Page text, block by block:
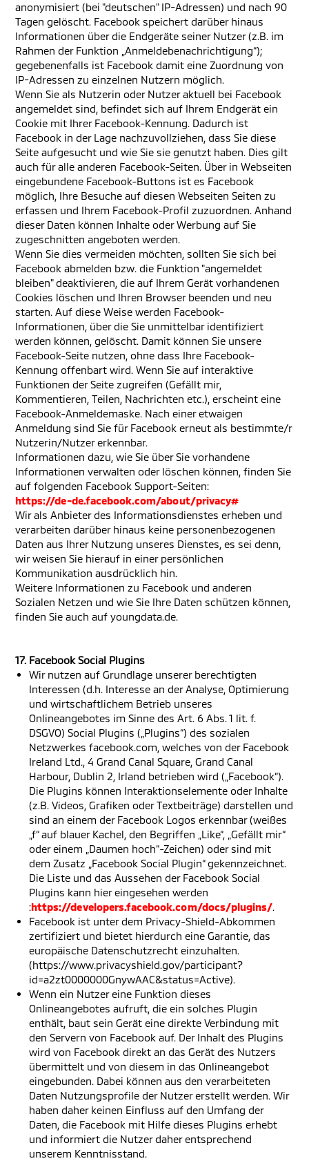
anonymisiert (bei "deutschen" IP-Adressen) und nach 90
Tagen gelöscht. Facebook speichert darüber hinaus
Informationen über die Endgeräte seiner Nutzer (z.B. im
Rahmen der Funktion „Anmeldebenachrichtigung“);
gegebenenfalls ist Facebook damit eine Zuordnung von
IP-Adressen zu einzelnen Nutzern möglich.
Wenn Sie als Nutzerin oder Nutzer aktuell bei Facebook
angemeldet sind, befindet sich auf Ihrem Endgerät ein
Cookie mit Ihrer Facebook-Kennung. Dadurch ist
Facebook in der Lage nachzuvollziehen, dass Sie diese
Seite aufgesucht und wie Sie sie genutzt haben. Dies gilt
auch für alle anderen Facebook-Seiten. Über in Webseiten
eingebundene Facebook-Buttons ist es Facebook
möglich, Ihre Besuche auf diesen Webseiten Seiten zu
erfassen und Ihrem Facebook-Profil zuzuordnen. Anhand
dieser Daten können Inhalte oder Werbung auf Sie
zugeschnitten angeboten werden.
Wenn Sie dies vermeiden möchten, sollten Sie sich bei
Facebook abmelden bzw. die Funktion "angemeldet
bleiben" deaktivieren, die auf Ihrem Gerät vorhandenen
Cookies löschen und Ihren Browser beenden und neu
starten. Auf diese Weise werden Facebook-
Informationen, über die Sie unmittelbar identifiziert
werden können, gelöscht. Damit können Sie unsere
Facebook-Seite nutzen, ohne dass Ihre Facebook-
Kennung offenbart wird. Wenn Sie auf interaktive
Funktionen der Seite zugreifen (Gefällt mir,
Kommentieren, Teilen, Nachrichten etc.), erscheint eine
Facebook-Anmeldemaske. Nach einer etwaigen
Anmeldung sind Sie für Facebook erneut als bestimmte/r
Nutzerin/Nutzer erkennbar.
Informationen dazu, wie Sie über Sie vorhandene
Informationen verwalten oder löschen können, finden Sie
auf folgenden Facebook Support-Seiten:
https://de-de.facebook.com/about/privacy#
Wir als Anbieter des Informationsdienstes erheben und
verarbeiten darüber hinaus keine personenbezogenen
Daten aus Ihrer Nutzung unseres Dienstes, es sei denn,
wir weisen Sie hierauf in einer persönlichen
Kommunikation ausdrücklich hin.
Weitere Informationen zu Facebook und anderen
Sozialen Netzen und wie Sie Ihre Daten schützen können,
finden Sie auch auf youngdata.de.
17. Facebook Social Plugins
Wir nutzen auf Grundlage unserer berechtigten
Interessen (d.h. Interesse an der Analyse, Optimierung
und wirtschaftlichem Betrieb unseres
Onlineangebotes im Sinne des Art. 6 Abs. 1 lit. f.
DSGVO) Social Plugins („Plugins“) des sozialen
Netzwerkes facebook.com, welches von der Facebook
Ireland Ltd., 4 Grand Canal Square, Grand Canal
Harbour, Dublin 2, Irland betrieben wird („Facebook“).
Die Plugins können Interaktionselemente oder Inhalte
(z.B. Videos, Grafiken oder Textbeiträge) darstellen und
sind an einem der Facebook Logos erkennbar (weißes
„f“ auf blauer Kachel, den Begriffen „Like“, „Gefällt mir“
oder einem „Daumen hoch“-Zeichen) oder sind mit
dem Zusatz „Facebook Social Plugin“ gekennzeichnet.
Die Liste und das Aussehen der Facebook Social
Plugins kann hier eingesehen werden
:https://developers.facebook.com/docs/plugins/.
Facebook ist unter dem Privacy-Shield-Abkommen
zertifiziert und bietet hierdurch eine Garantie, das
europäische Datenschutzrecht einzuhalten.
(https://www.privacyshield.gov/participant?
id=a2zt0000000GnywAAC&status=Active).
Wenn ein Nutzer eine Funktion dieses
Onlineangebotes aufruft, die ein solches Plugin
enthält, baut sein Gerät eine direkte Verbindung mit
den Servern von Facebook auf. Der Inhalt des Plugins
wird von Facebook direkt an das Gerät des Nutzers
übermittelt und von diesem in das Onlineangebot
eingebunden. Dabei können aus den verarbeiteten
Daten Nutzungsprofile der Nutzer erstellt werden. Wir
haben daher keinen Einfluss auf den Umfang der
Daten, die Facebook mit Hilfe dieses Plugins erhebt
und informiert die Nutzer daher entsprechend
unserem Kenntnisstand.